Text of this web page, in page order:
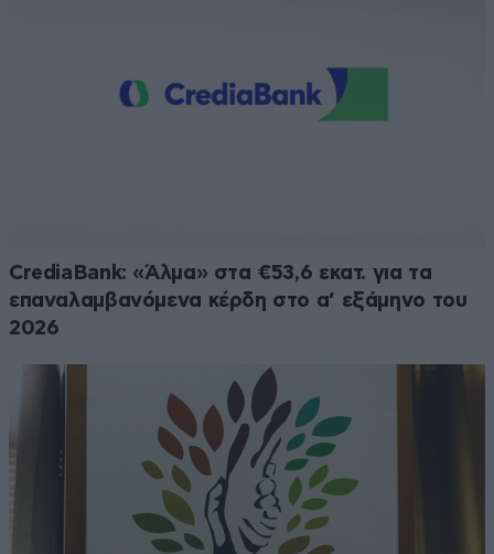
CrediaBank: «Άλμα» στα €53,6 εκατ. για τα
επαναλαμβανόμενα κέρδη στο α’ εξάμηνο του
2026